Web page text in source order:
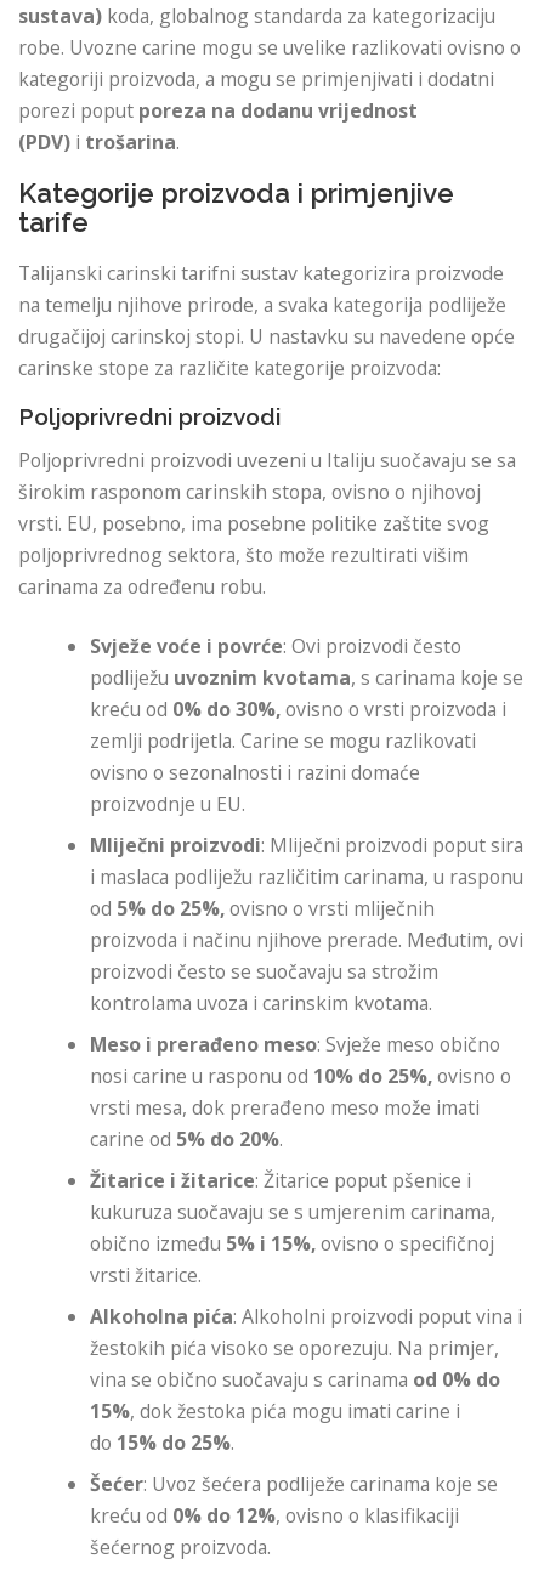
sustava) koda, globalnog standarda za kategorizaciju
robe. Uvozne carine mogu se uvelike razlikovati ovisno o
kategoriji proizvoda, a mogu se primjenjivati ​​i dodatni
porezi poput poreza na dodanu vrijednost
(PDV) i trošarina.
Kategorije proizvoda i primjenjive
tarife
Talijanski carinski tarifni sustav kategorizira proizvode
na temelju njihove prirode, a svaka kategorija podliježe
drugačijoj carinskoj stopi. U nastavku su navedene opće
carinske stope za različite kategorije proizvoda:
Poljoprivredni proizvodi
Poljoprivredni proizvodi uvezeni u Italiju suočavaju se sa
širokim rasponom carinskih stopa, ovisno o njihovoj
vrsti. EU, posebno, ima posebne politike zaštite svog
poljoprivrednog sektora, što može rezultirati višim
carinama za određenu robu.
Svježe voće i povrće: Ovi proizvodi često
podliježu uvoznim kvotama, s carinama koje se
kreću od 0% do 30%,ovisno o vrsti proizvoda i
zemlji podrijetla. Carine se mogu razlikovati
ovisno o sezonalnosti i razini domaće
proizvodnje u EU.
Mliječni proizvodi: Mliječni proizvodi poput sira
i maslaca podliježu različitim carinama, u rasponu
od 5% do 25%,ovisno o vrsti mliječnih
proizvoda i načinu njihove prerade. Međutim, ovi
proizvodi često se suočavaju sa strožim
kontrolama uvoza i carinskim kvotama.
Meso i prerađeno meso: Svježe meso obično
nosi carine u rasponu od 10% do 25%,ovisno o
vrsti mesa, dok prerađeno meso može imati
carine od 5% do 20%.
Žitarice i žitarice: Žitarice poput pšenice i
kukuruza suočavaju se s umjerenim carinama,
obično između 5% i 15%,ovisno o specifičnoj
vrsti žitarice.
Alkoholna pića: Alkoholni proizvodi poput vina i
žestokih pića visoko se oporezuju. Na primjer,
vina se obično suočavaju s carinama od 0% do
15%, dok žestoka pića mogu imati carine i
do 15% do 25%.
Šećer: Uvoz šećera podliježe carinama koje se
kreću od 0% do 12%, ovisno o klasifikaciji
šećernog proizvoda.